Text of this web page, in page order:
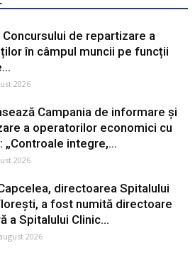
Concursului de repartizare a
în câmpul muncii pe funcții
2026
Campania de informare și
a operatorilor economici cu
„Controale integre,...
2026
directoarea Spitalului
a fost numită directoare
a Spitalului Clinic...
2026